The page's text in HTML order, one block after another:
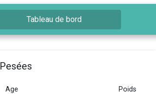
Tableau de bord
Pesées
Age Poids